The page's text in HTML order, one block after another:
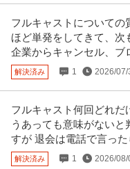
月給47万円〜62.5万円
【年収1000万円も可能×土日祝
ント業務 【高収入！稼ぐな
…
／平均年齢30代／残業月
株式会社林電子
正社員 交通費支給 昇給あり
年収300万円〜500万円
【職種】管理＞経理（財務会
フルキャストについての
ほど単発をしてきて、次
企業からキャンセル、ブ
解決済み 1 2026/07/
フルキャスト何回どれだ
うあっても意味がない
すが 退会は電話で言っ
解決済み 1 2026/08/